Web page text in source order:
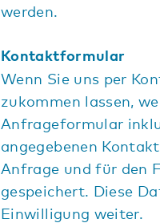
werden.
Kontaktformular
Wenn Sie uns per
zukommen lassen,
Anfrageformular
angegebenen
Anfrage und für den
gespeichert. Diese
Einwilligung weiter.